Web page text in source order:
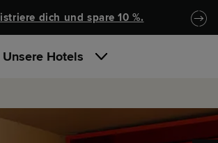
dich und spare 10 %.
Unsere Hotels